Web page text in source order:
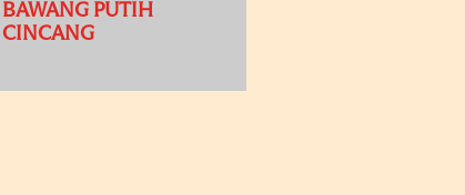
BAWANG PUTIH
CINCANG